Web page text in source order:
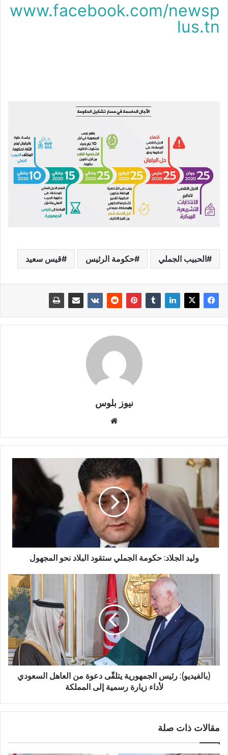
www.facebook.com/newsp
lus.tn
الحبيب الجملي حكومة الرئيس قيس سعيد
نيوز بلوس
وليد الجلاد: حكومة الجملي ستقود البلاد نحو المجهول
(بالفيديو): رئيس الجمهورية يتلقّى دعوة من العاهل السعودي
لأداء زيارة رسمية إلى المملكة
مقالات ذات صلة